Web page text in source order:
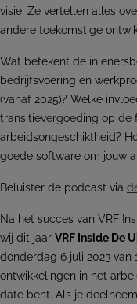
visie. Ze vertellen alles
andere toekomstige
Wat betekent de
bedrijfsvoering en
(vanaf 2025)? Welke
transitievergoeding op de
arbeidsongeschiktheid?
goede software om jouw
Beluister de podcast via
Na het succes van VRF
wij dit jaar VRF Inside De
donderdag 6 juli 2023 van
ontwikkelingen in het
date bent. Als je